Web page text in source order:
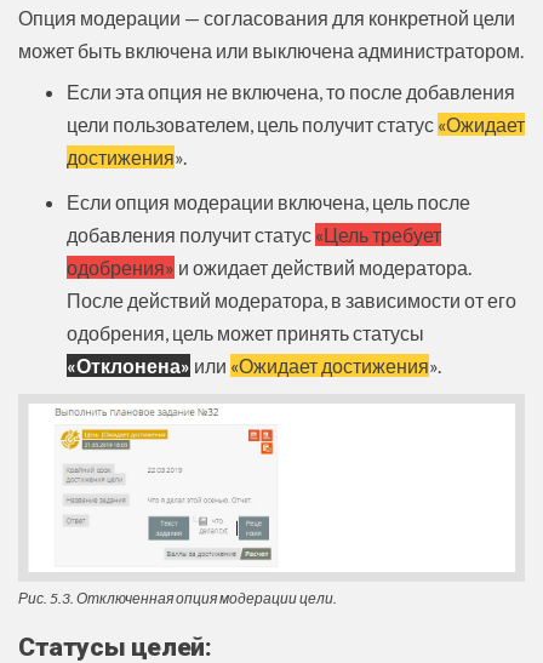
Опция модерации — согласования для конкретной цели
может быть включена или выключена администратором.
Если эта опция не включена, то после добавления
цели пользователем, цель получит статус «Ожидает
достижения».
Если опция модерации включена, цель после
добавления получит статус «Цель требует
одобрения» и ожидает действий модератора.
После действий модератора, в зависимости от его
одобрения, цель может принять статусы
«Отклонена» или «Ожидает достижения».
Рис. 5.3. Отключенная опция модерации цели.
Статусы целей: